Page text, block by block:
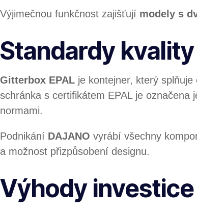
Výjimečnou funkčnost zajišťují modely s
Standardy
Gitterbox EPAL je kontejner, který
schránka s certifikátem EPAL je
normami.
Podnikání DAJANO vyrábí všechny
a možnost přizpůsobení designu.
Výhody